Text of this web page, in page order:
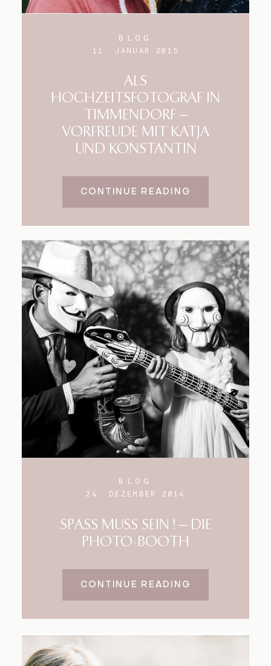
BLOG
11. JANUAR 2015
ALS
HOCHZEITSFOTOGRAF IN
TIMMENDORF –
VORFREUDE MIT KATJA
UND KONSTANTIN
CONTINUE READING
BLOG
24. DEZEMBER 2014
SPASS MUSS SEIN ! – DIE
PHOTO-BOOTH
CONTINUE READING